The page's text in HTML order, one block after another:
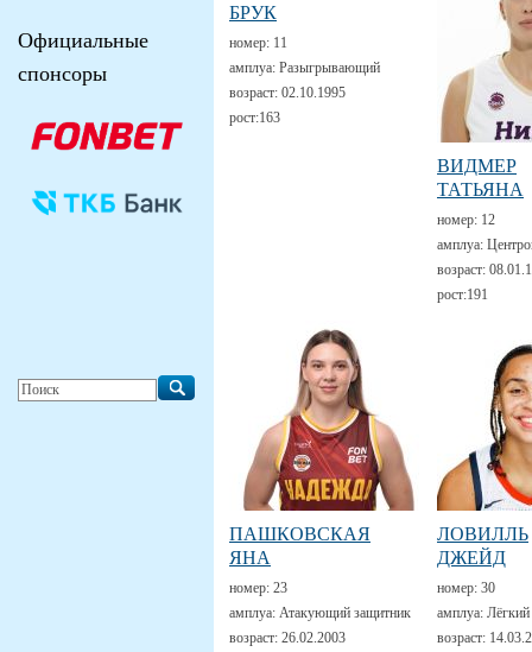
БРУК
номер: 11
амплуа: Разыгрывающий
возраст: 02.10.1995
рост:163
ВИДМЕР
ТАТЬЯНА
номер: 12
амплуа:
возраст:
рост:191
ПАШКОВСКАЯ
ЯНА
номер: 23
амплуа: Атакующий защитник
возраст: 26.02.2003
ЛОВИЛЛЬ
ДЖЕЙД
номер: 30
амплуа:
возраст:
Официальные
спонсоры